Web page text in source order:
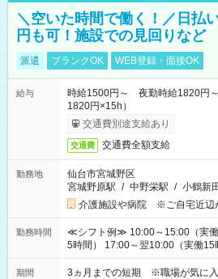
＼空いた時間で働く！／日払
円も可！施設での見回りなど
派遣 ブランクOK WEB登録・面接OK
給与
時給1500円～ 夜勤時給1820円
1820円×15h）
交通費別途支給あり
交通費 交通費全額支給
勤務地
仙台市宮城野区
宮城野原駅 / 中野栄駅 / 小鶴新
介護施設や病院 ※ご自宅近辺
勤務時間
≪シフト例≫ 10:00～15:00（実
5時間） 17:00～翌10:00（実働15時間）など ご
働く時間は調整できます！ お気
期間
3ヵ月までの短期 ※職場が気に